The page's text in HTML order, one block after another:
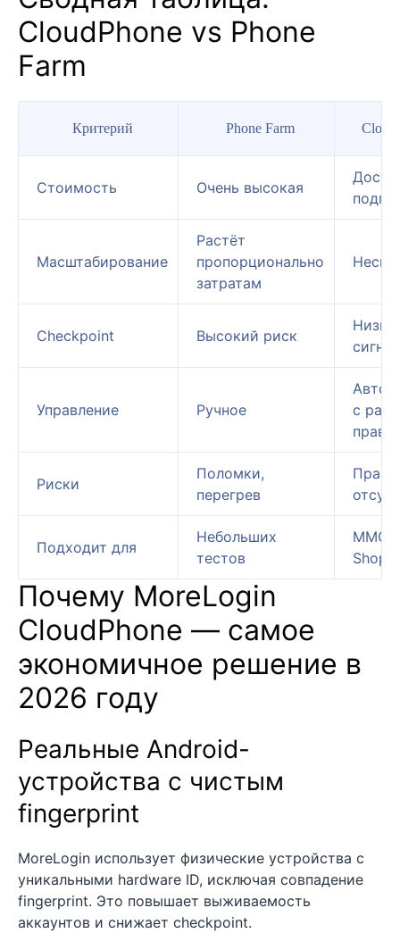
CloudPhone vs Phone
Farm
Критерий Phone Farm
Стоимость Очень высокая
Масштабирование
Растёт
пропорционально
затратам
Checkpoint Высокий риск
Управление Ручное
с
прав
Риски
Поломки,
перегрев
Подходит для
Небольших
тестов
MMO
Shops
Почему MoreLogin
CloudPhone — самое
экономичное решение в
2026 году
Реальные Android-
устройства с чистым
fingerprint
MoreLogin использует физические устройства с
уникальными hardware ID, исключая совпадение
fingerprint. Это повышает выживаемость
аккаунтов и снижает checkpoint.